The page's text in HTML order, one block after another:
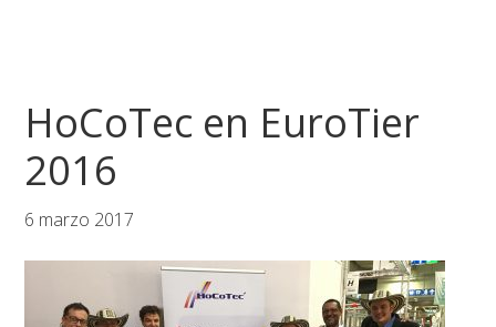
HoCoTec en EuroTier
2016
6 marzo 2017